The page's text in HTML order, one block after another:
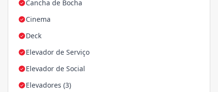
Cancha de Bocha
Cinema
Deck
Elevador de Serviço
Elevador de Social
Elevadores (3)